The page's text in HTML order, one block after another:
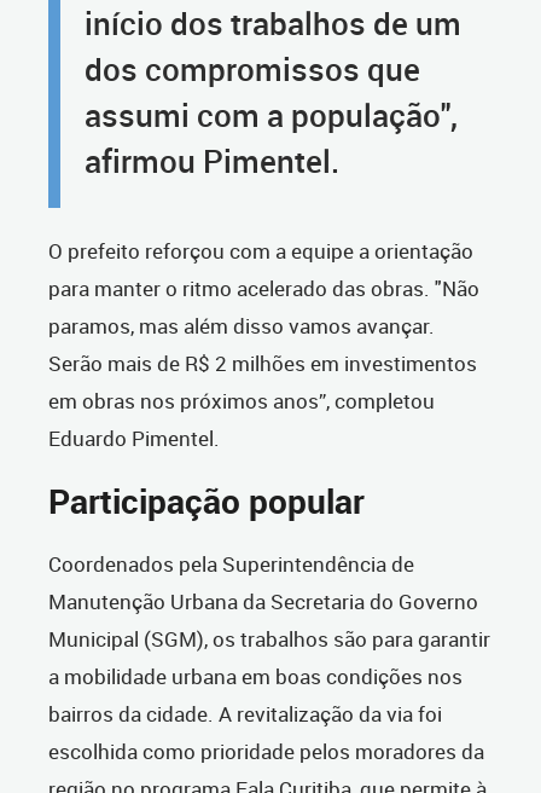
início dos trabalhos de um
dos compromissos que
assumi com a população",
afirmou Pimentel.
O prefeito reforçou com a equipe a orientação
para manter o ritmo acelerado das obras. "Não
paramos, mas além disso vamos avançar.
Serão mais de R$ 2 milhões em investimentos
em obras nos próximos anos”, completou
Eduardo Pimentel.
Participação popular
Coordenados pela Superintendência de
Manutenção Urbana da Secretaria do Governo
Municipal (SGM), os trabalhos são para garantir
a mobilidade urbana em boas condições nos
bairros da cidade. A revitalização da via foi
escolhida como prioridade pelos moradores da